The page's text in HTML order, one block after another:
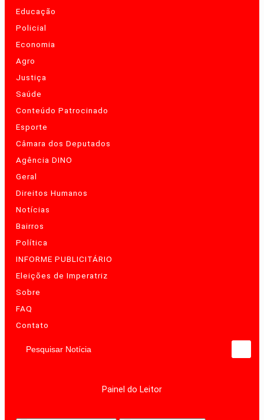
Educação
Policial
Economia
Agro
Justiça
Saúde
Conteúdo Patrocinado
Esporte
Câmara dos Deputados
Agência DINO
Geral
Direitos Humanos
Notícias
Bairros
Política
INFORME PUBLICITÁRIO
Eleições de Imperatriz
Sobre
FAQ
Contato
Pesquisar Notícia
Painel do Leitor